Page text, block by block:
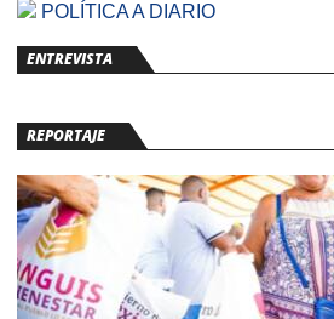
POLÍTICA A DIARIO
ENTREVISTA
REPORTAJE